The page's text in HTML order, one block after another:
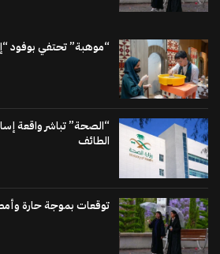
“موهبة” تحتفي بوفود “إنسو 2026” في
“الصحة” تباشر واقعة
الطائف
توقعات بموجة حارة